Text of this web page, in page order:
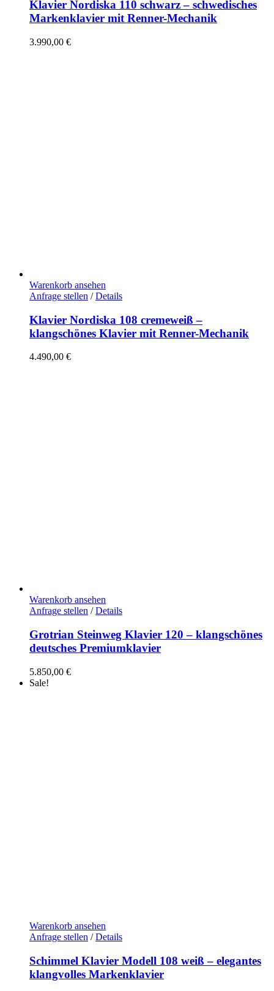
Klavier Nordiska 110 schwarz – schwedisches
Markenklavier mit Renner-Mechanik
3.990,00 €
Warenkorb ansehen
Anfrage stellen / Details
Klavier Nordiska 108 cremeweiß –
klangschönes Klavier mit Renner-Mechanik
4.490,00 €
Warenkorb ansehen
Anfrage stellen / Details
Grotrian Steinweg Klavier 120 – klangschönes
deutsches Premiumklavier
5.850,00 €
Sale!
Warenkorb ansehen
Anfrage stellen / Details
Schimmel Klavier Modell 108 weiß – elegantes
klangvolles Markenklavier